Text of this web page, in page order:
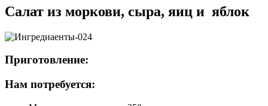
Салат из моркови, сыра, яиц и яблок
Приготовление:
Нам потребуется: